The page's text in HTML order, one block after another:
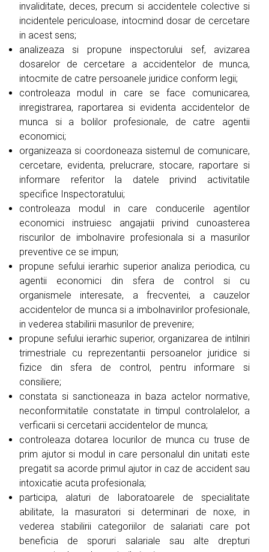
invaliditate, deces, precum si accidentele colective si
incidentele periculoase, intocmind dosar de cercetare
in acest sens;
analizeaza si propune inspectorului sef, avizarea
dosarelor de cercetare a accidentelor de munca,
intocmite de catre persoanele juridice conform legii;
controleaza modul in care se face comunicarea,
inregistrarea, raportarea si evidenta accidentelor de
munca si a bolilor profesionale, de catre agentii
economici;
organizeaza si coordoneaza sistemul de comunicare,
cercetare, evidenta, prelucrare, stocare, raportare si
informare referitor la datele privind activitatile
specifice Inspectoratului;
controleaza modul in care conducerile agentilor
economici instruiesc angajatii privind cunoasterea
riscurilor de imbolnavire profesionala si a masurilor
preventive ce se impun;
propune sefului ierarhic superior analiza periodica, cu
agentii economici din sfera de control si cu
organismele interesate, a frecventei, a cauzelor
accidentelor de munca si a imbolnavirilor profesionale,
in vederea stabilirii masurilor de prevenire;
propune sefului ierarhic superior, organizarea de intilniri
trimestriale cu reprezentantii persoanelor juridice si
fizice din sfera de control, pentru informare si
consiliere;
constata si sanctioneaza in baza actelor normative,
neconformitatile constatate in timpul controlalelor, a
verficarii si cercetarii accidentelor de munca;
controleaza dotarea locurilor de munca cu truse de
prim ajutor si modul in care personalul din unitati este
pregatit sa acorde primul ajutor in caz de accident sau
intoxicatie acuta profesionala;
participa, alaturi de laboratoarele de specialitate
abilitate, la masuratori si determinari de noxe, in
vederea stabilirii categoriilor de salariati care pot
beneficia de sporuri salariale sau alte drepturi